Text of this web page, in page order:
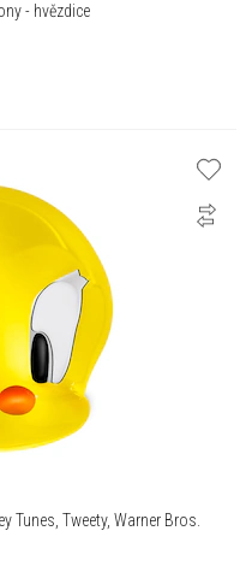
- hvězdice
Tunes, Tweety, Warner Bros.